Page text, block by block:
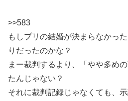
>>583
もしプリの結婚が決まらなかっ
りだったのかな？
まー裁判するより、「やや多め
たんじゃない？
それに裁判記録じゃなくても、